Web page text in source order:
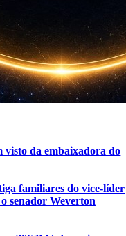
visto da embaixadora do
familiares do vice-líder
senador Weverton